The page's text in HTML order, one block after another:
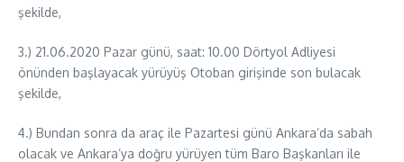
şekilde,
3.) 21.06.2020 Pazar günü, saat: 10.00 Dörtyol Adliyesi
önünden başlayacak yürüyüş Otoban girişinde son bulacak
şekilde,
4.) Bundan sonra da araç ile Pazartesi günü Ankara’da sabah
olacak ve Ankara’ya doğru yürüyen tüm Baro Başkanları ile